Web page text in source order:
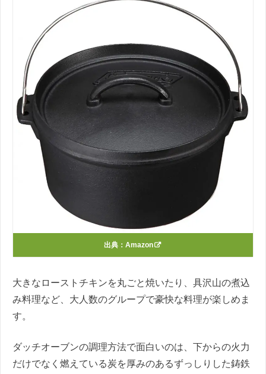
出典： Amazon
大きなローストチキンを丸ごと焼いたり、具沢山の煮込
み料理など、大人数のグループで豪快な料理が楽しめま
す。
ダッチオーブンの調理方法で面白いのは、下からの火力
だけでなく燃えている炭を厚みのあるずっしりした鋳鉄